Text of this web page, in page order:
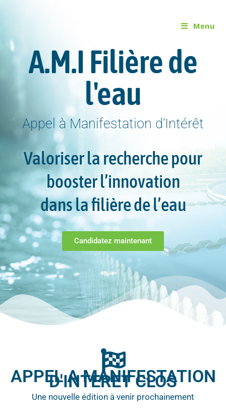
Menu
A.M.I Filière de
l'eau
Appel à Manifestation d’Intérêt
Valoriser la recherche pour
booster l’innovation
dans la filière de l’eau
Candidatez maintenant
APPEL A MANIFESTATION
D'INTERET CLOS​
Une nouvelle édition à venir prochainement​